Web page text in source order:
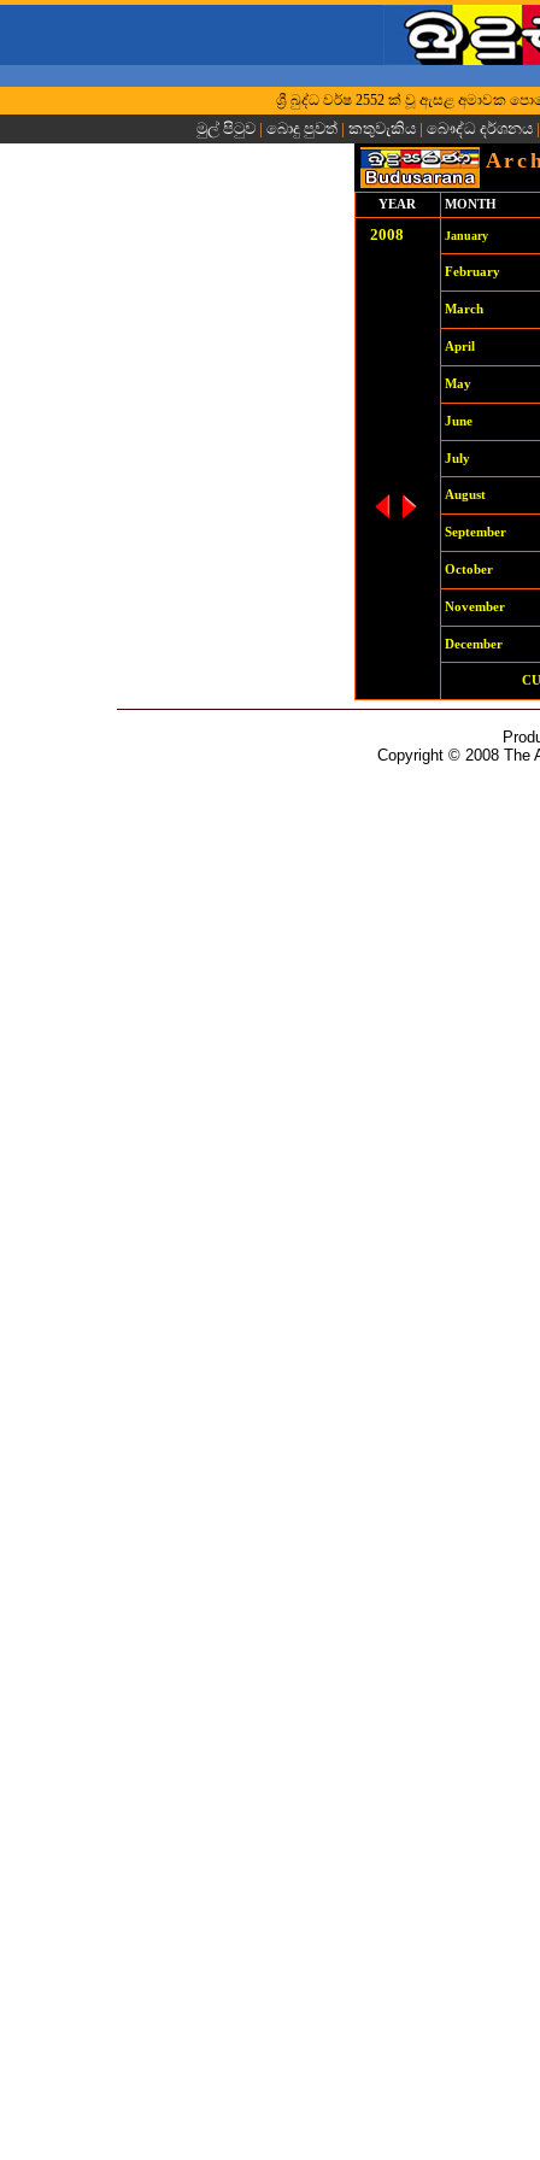
ශ්‍රී බුද්ධ වර්ෂ 2552 ක් වූ ඇසළ අමාවක
මුල් පිටුව | බොදු පුවත්| කතුවැකිය| බෞද්ධ දර්ශනය
YEAR MONTH
2008 January
February
March
April
May
June
July
August
September
October
November
December
Copyright © 2008 The